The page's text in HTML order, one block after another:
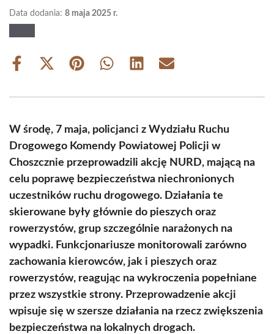
Data dodania: 8 maja 2025 r.
Share
Share
(Twitter)
Share Share Share Share
W środę, 7 maja, policjanci z Wydziału Ruchu
Drogowego Komendy Powiatowej Policji w
Choszcznie przeprowadzili akcję NURD, mającą na
celu poprawę bezpieczeństwa niechronionych
uczestników ruchu drogowego. Działania te
skierowane były głównie do pieszych oraz
rowerzystów, grup szczególnie narażonych na
wypadki. Funkcjonariusze monitorowali zarówno
zachowania kierowców, jak i pieszych oraz
rowerzystów, reagując na wykroczenia popełniane
przez wszystkie strony. Przeprowadzenie akcji
wpisuje się w szersze działania na rzecz zwiększenia
bezpieczeństwa na lokalnych drogach.